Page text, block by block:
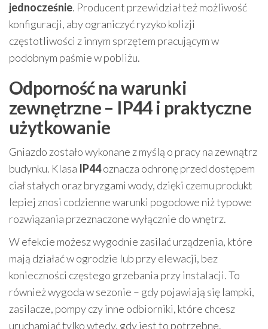
jednocześnie. Producent przewidział też możliwość
konfiguracji, aby ograniczyć ryzyko kolizji
częstotliwości z innym sprzętem pracującym w
podobnym paśmie w pobliżu.
Odporność na warunki
zewnętrzne – IP44 i praktyczne
użytkowanie
Gniazdo zostało wykonane z myślą o pracy na zewnątrz
budynku. Klasa IP44oznacza ochronę przed dostępem
ciał stałych oraz bryzgami wody, dzięki czemu produkt
lepiej znosi codzienne warunki pogodowe niż typowe
rozwiązania przeznaczone wyłącznie do wnętrz.
W efekcie możesz wygodnie zasilać urządzenia, które
mają działać w ogrodzie lub przy elewacji, bez
konieczności częstego grzebania przy instalacji. To
również wygoda w sezonie – gdy pojawiają się lampki,
zasilacze, pompy czy inne odbiorniki, które chcesz
uruchamiać tylko wtedy, gdy jest to potrzebne.